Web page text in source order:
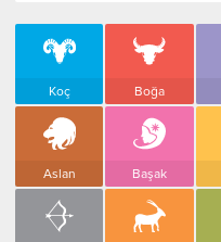
Koç Boğa
Aslan Başak